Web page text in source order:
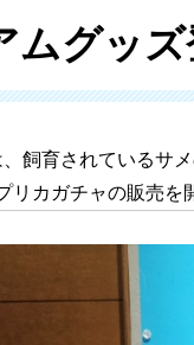
ムグッ
飼育されているサ
リカガチャの販売を